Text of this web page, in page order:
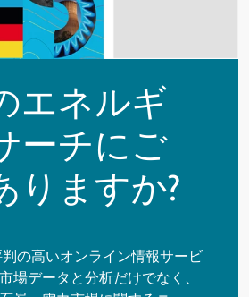
エネルギ
ーチにご
りますか?
の高いオンライン情報サービ
場データと分析だけでなく、